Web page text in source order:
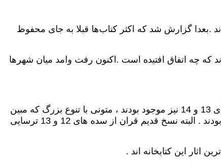
.بعدا گزارش شد که اکثر کتاب‌ها قبلا به جای محفوظ
چه اتفاق افتیده است .اکنون رفت وامد میان شهرها
: بسیاری از اثرهای کتابخانه وابسته به سده های 16 و 17 ترسایی اند.اما در اینجا اثار منحصر بفرد و نادر از سده های 13 و 14 نیز موجود بودند ، متونی با تنوع بزرگ که مبین
فرهنگ شرق نزدیک و دورمی‌باشند . این کتاب‌ها از کشورهای مصر، مراکش ، تونس و حتا اندلس ( هسپانیا ) گرد آورده شده بودند . البته نسخ قدیم قران از سده های 12 و 13 ترسایی
اثار این کتابخانه اند .